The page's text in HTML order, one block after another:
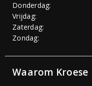
Donderdag:
Vrijdag:
Zaterdag:
Zondag:
Waarom Kroese